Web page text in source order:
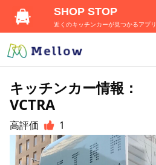
キッチンカー情報：
VCTRA
高評価 1
SHOP STOP
近くのキッチンカーが見つかるアプリ